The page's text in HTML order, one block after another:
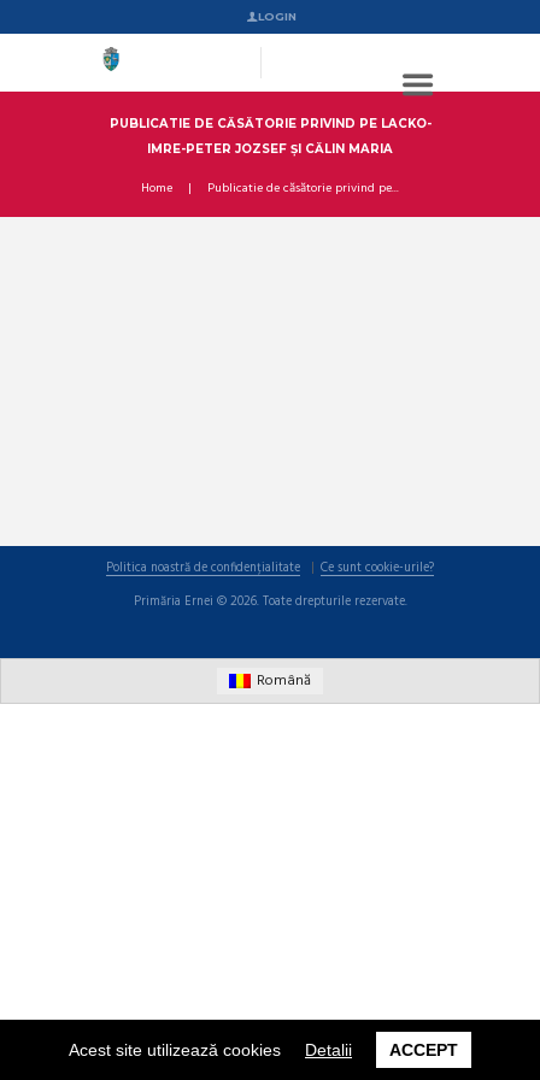
Acest site utilizează cookies Detalii ACCEPT
LOGIN
PUBLICATIE DE CĂSĂTORIE PRIVIND PE LACKO-
IMRE-PETER JOZSEF ȘI CĂLIN MARIA
Home Publicatie de căsătorie privind pe...
Politica noastră de confidențialitate
Ce sunt cookie-urile?
Primăria Ernei © 2026. Toate drepturile rezervate.
Română